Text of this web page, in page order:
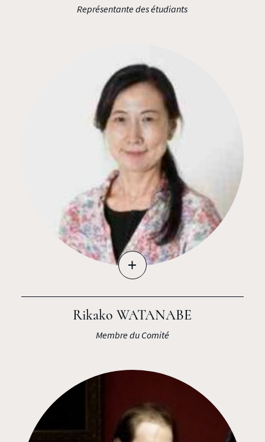
Représentante des étudiants
+
Rikako WATANABE
Membre du Comité